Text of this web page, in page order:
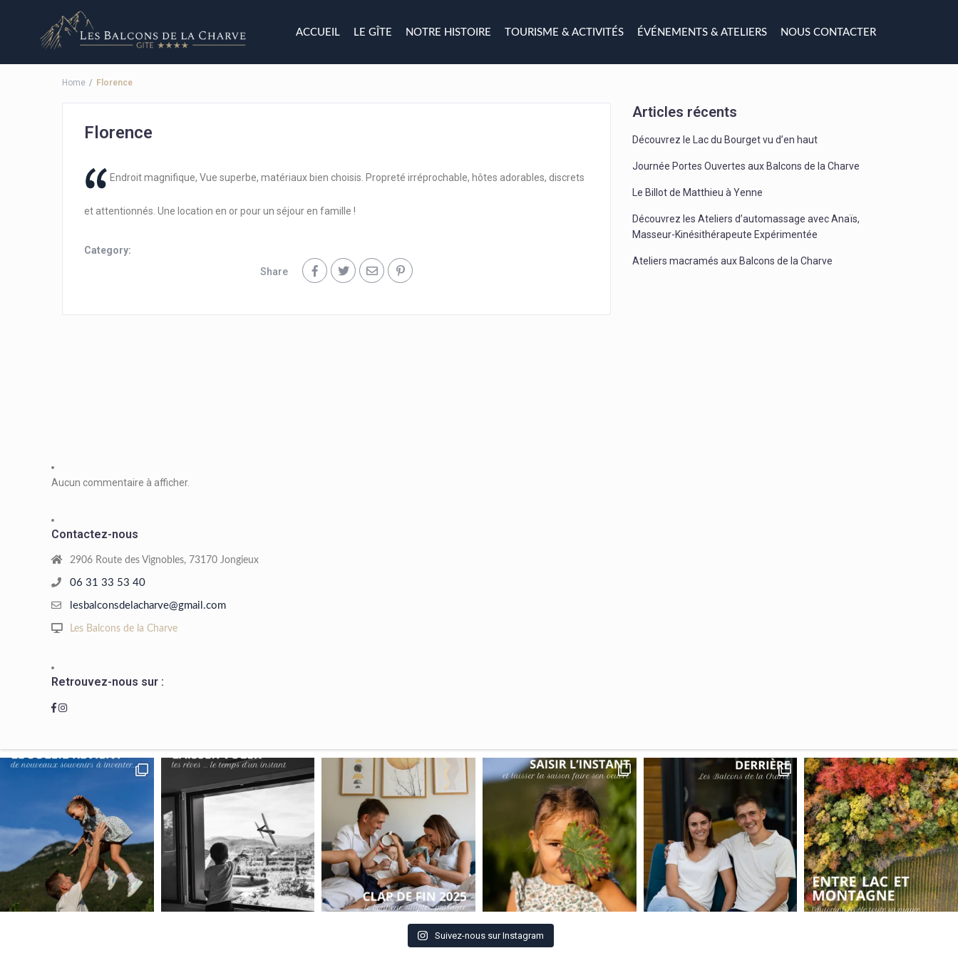
ACCUEIL LE GÎTE NOTRE HISTOIRE TOURISME & ACTIVITÉS ÉVÉNEMENTS & ATELIERS NOUS CONTACTER
Home Florence
Florence
Endroit magnifique, Vue superbe, matériaux bien choisis. Propreté irréprochable, hôtes adorables, discrets
et attentionnés. Une location en or pour un séjour en famille !
Category:
Share
Articles récents
Découvrez le Lac du Bourget vu d’en haut
Journée Portes Ouvertes aux Balcons de la Charve
Le Billot de Matthieu à Yenne
Découvrez les Ateliers d’automassage avec Anaïs,
Masseur-Kinésithérapeute Expérimentée
Ateliers macramés aux Balcons de la Charve
Aucun commentaire à afficher.
Contactez-nous
2906 Route des Vignobles, 73170 Jongieux
06 31 33 53 40
lesbalconsdelacharve@gmail.com
Les Balcons de la Charve
Retrouvez-nous sur :
Suivez-nous sur Instagram